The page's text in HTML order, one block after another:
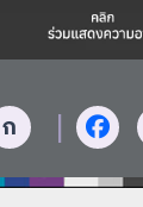
ก |